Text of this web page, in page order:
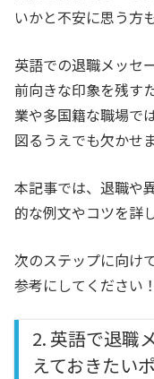
いかと不安に思う方
英語での退職メッセ
前向きな印象を残す
業や多国籍な職場で
図るうえでも欠かせ
本記事では、退職や
的な例文やコツを詳
次のステップに向け
参考にしてください！
2. 英語で退職
えておきたい